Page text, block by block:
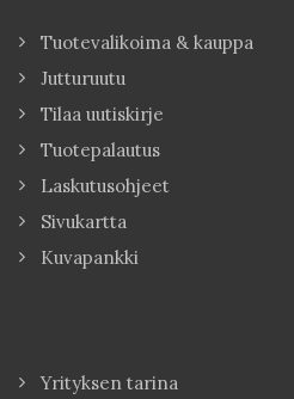
Tuotevalikoima & kauppa
Jutturuutu
Tilaa uutiskirje
Tuotepalautus
Laskutusohjeet
Sivukartta
Kuvapankki
Yrityksen tarina